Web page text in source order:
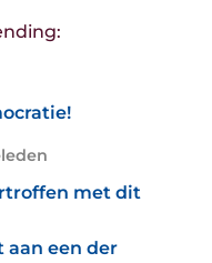
met dit
aan een der